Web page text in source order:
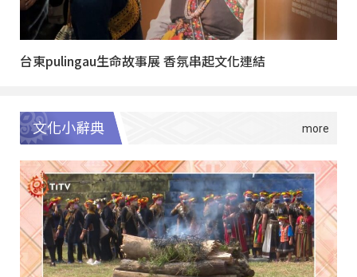
台東pulingau生命故事展 香氛串起文化連結
文化小辭典